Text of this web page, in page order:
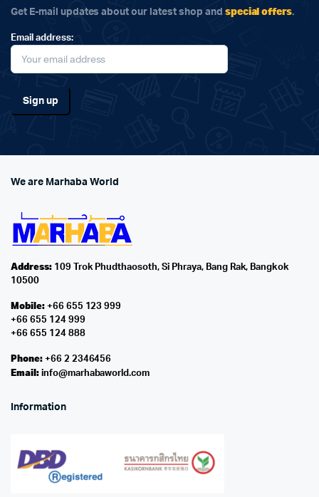
Get E-mail updates about our latest shop and special offers.
Email address:
We are Marhaba World
Address:109 Trok Phudthaosoth, Si Phraya, Bang Rak, Bangkok
10500
Mobile:+66 655 123 999
+66 655 124 999
+66 655 124 888
Phone:+66 2 2346456
Email: info@marhabaworld.com
Information